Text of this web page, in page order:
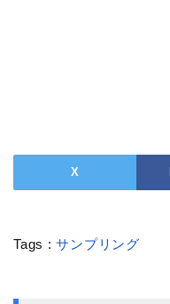
X
Tags :サンプリング